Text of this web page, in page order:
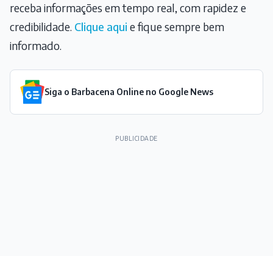
receba informações em tempo real, com rapidez e
credibilidade. Clique aqui e fique sempre bem
informado.
Siga o Barbacena Online no Google News
PUBLICIDADE